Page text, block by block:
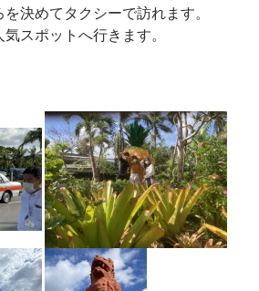
決めてタクシーで訪れます。
スポットへ行きます。